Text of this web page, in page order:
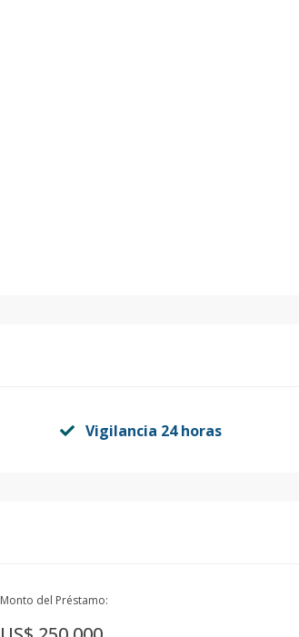
Vigilancia 24 horas
Monto del Préstamo: